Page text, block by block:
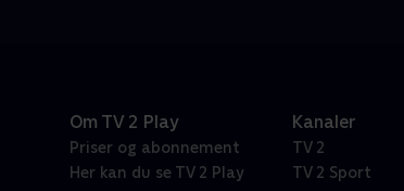
Om TV 2 Play
Priser og abonnement
Her kan du se TV 2 Play
Kanaler
TV 2
TV 2 Sport